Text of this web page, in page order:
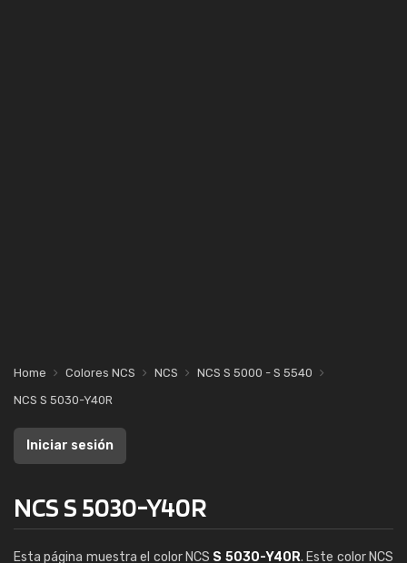
Home Colores NCS NCS
NCS S 5000 - S 5540
NCS S 5030-Y40R
Iniciar sesión
NCS S 5030-Y40R
Esta página muestra el color NCS S 5030-Y40R. Este color NCS